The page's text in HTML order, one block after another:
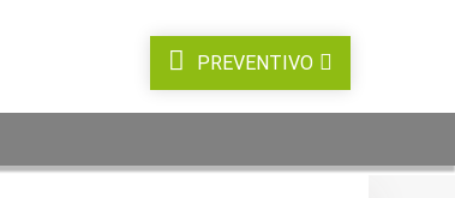
PREVENTIVO